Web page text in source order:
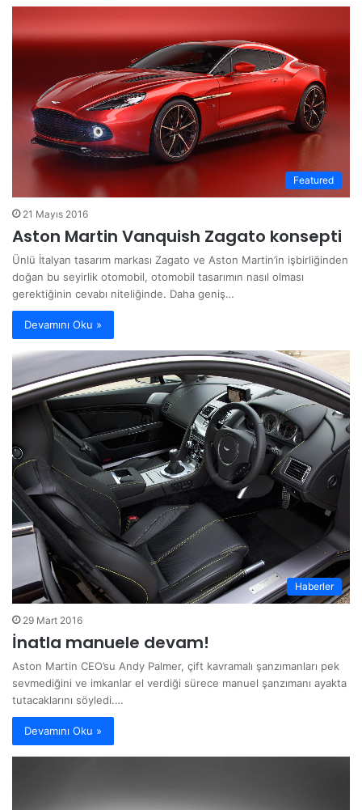
Featured
21 Mayıs 2016
Aston Martin Vanquish Zagato konsepti
Ünlü İtalyan tasarım markası Zagato ve Aston Martin’in işbirliğinden
doğan bu seyirlik otomobil, otomobil tasarımın nasıl olması
gerektiğinin cevabı niteliğinde. Daha geniş…
Devamını Oku »
Haberler
29 Mart 2016
İnatla manuele devam!
Aston Martin CEO’su Andy Palmer, çift kavramalı şanzımanları pek
sevmediğini ve imkanlar el verdiği sürece manuel şanzımanı ayakta
tutacaklarını söyledi.…
Devamını Oku »